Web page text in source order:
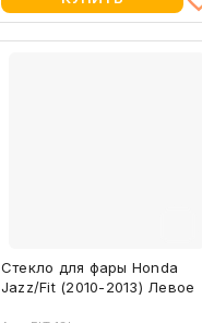
Стекло для фары Honda
Jazz/Fit (2010-2013) Левое